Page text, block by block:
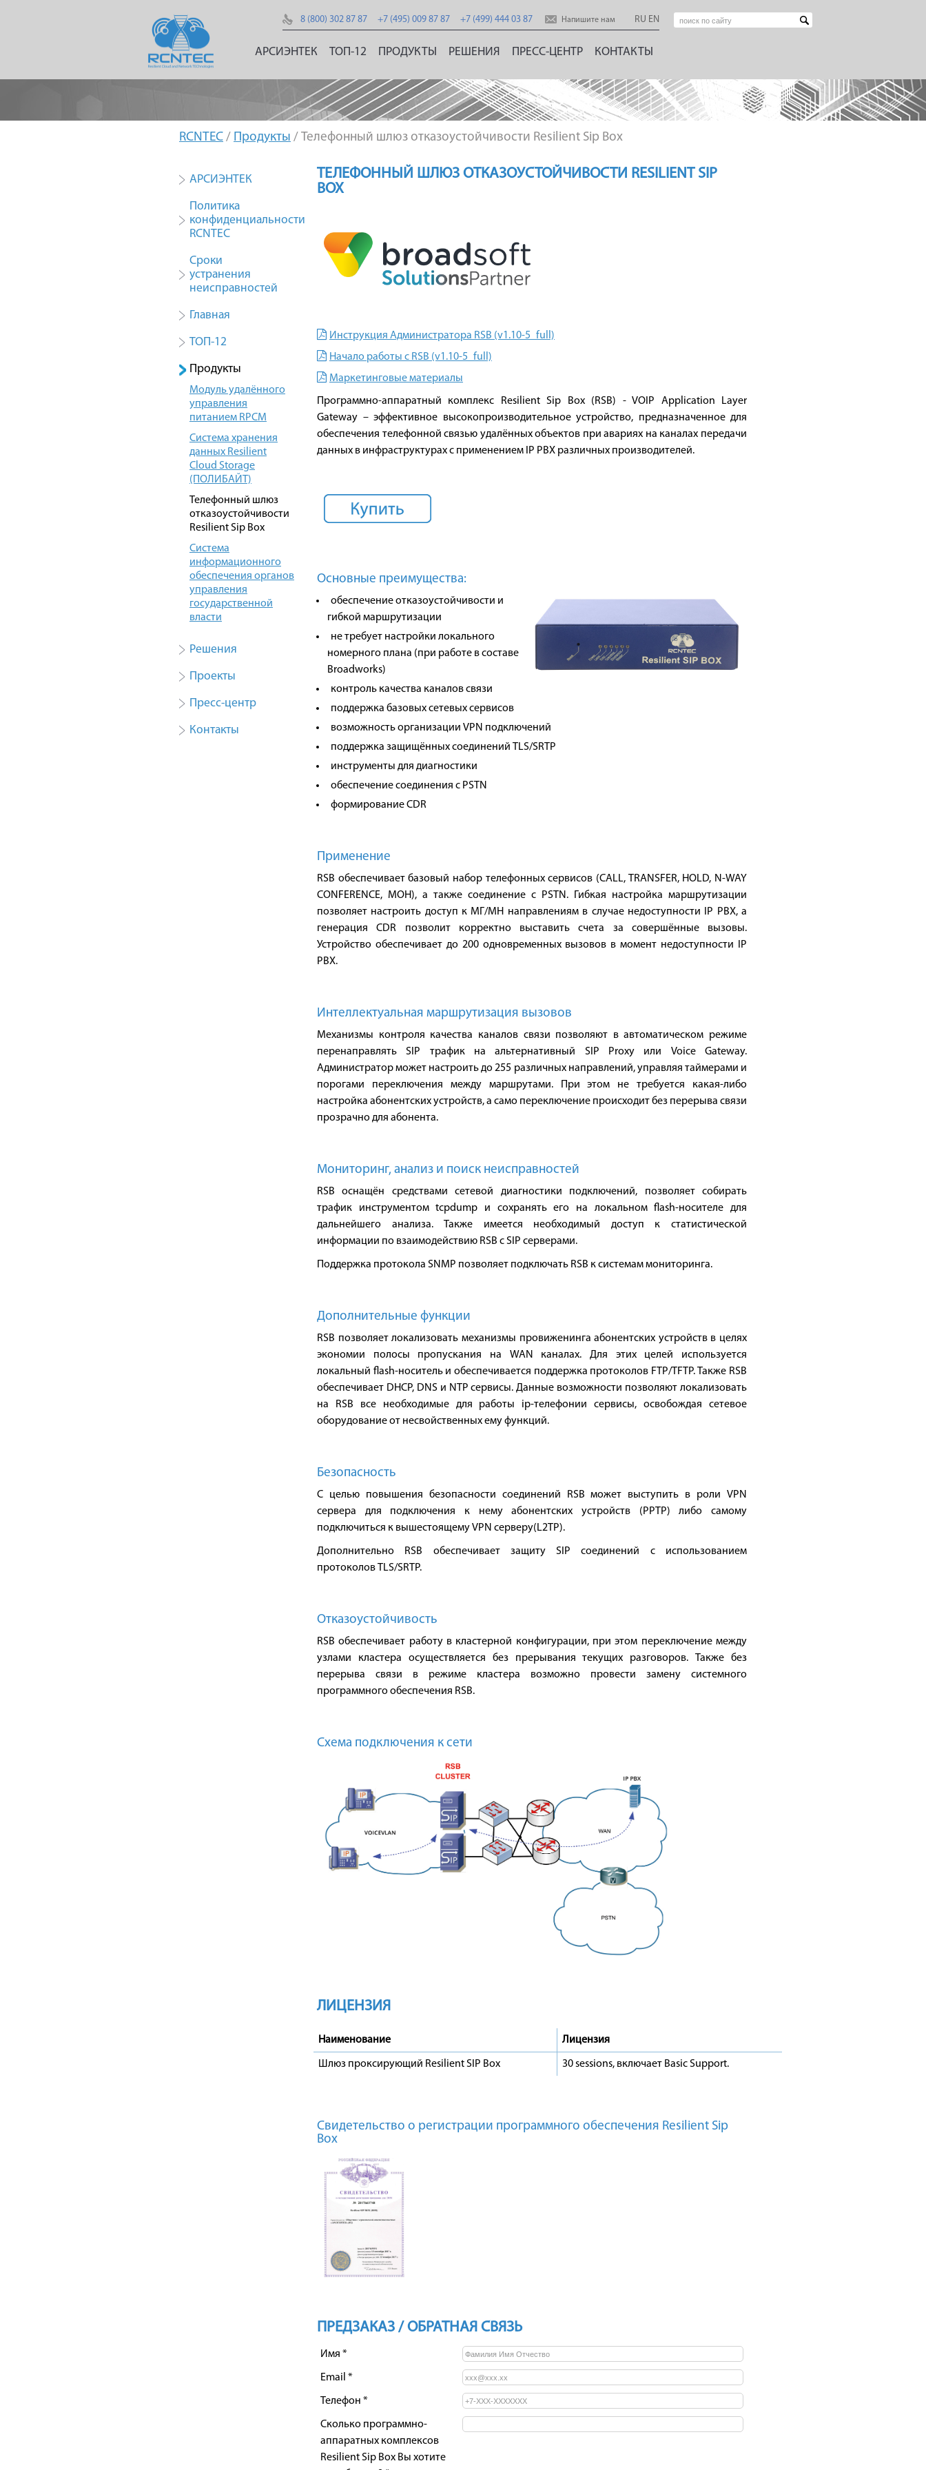
8 (800) 302 87 87 +7 (495) 009 87 87 +7 (499) 444 03 87 Напишите нам RU EN
АРСИЭНТЕК ТОП-12 ПРОДУКТЫ РЕШЕНИЯ ПРЕСС-ЦЕНТР КОНТАКТЫ
RCNTEC / Продукты / Телефонный шлюз отказоустойчивости Resilient Sip Box
АРСИЭНТЕК
Политика
конфиденциальности
RCNTEC
Сроки
устранения
неисправностей
Главная
ТОП-12
Продукты
Модуль удалённого
управления
питанием RPCM
Система хранения
данных Resilient
Cloud Storage
(ПОЛИБАЙТ)
Телефонный шлюз
отказоустойчивости
Resilient Sip Box
Система
информационного
обеспечения органов
управления
государственной
власти
Решения
Проекты
Пресс-центр
Контакты
ТЕЛЕФОННЫЙ ШЛЮЗ ОТКАЗОУСТОЙЧИВОСТИ RESILIENT SIP
BOX
Инструкция Администратора RSB (v1.10-5_full)
Начало работы с RSB (v1.10-5_full)
Маркетинговые материалы
Программно-аппаратный комплекс Resilient Sip Box (RSB) - VOIP Application Layer
Gateway – эффективное высокопроизводительное устройство, предназначенное для
обеспечения телефонной связью удалённых объектов при авариях на каналах передачи
данных в инфраструктурах с применением IP PBX различных производителей.
Основные преимущества:
обеспечение отказоустойчивости и
гибкой маршрутизации
не требует настройки локального
номерного плана (при работе в составе
Broadworks)
контроль качества каналов связи
поддержка базовых сетевых сервисов
возможность организации VPN подключений
поддержка защищённых соединений TLS/SRTP
инструменты для диагностики
обеспечение соединения с PSTN
формирование CDR
Применение
RSB обеспечивает базовый набор телефонных сервисов (CALL, TRANSFER, HOLD, N-WAY
CONFERENCE, MOH), а также соединение с PSTN. Гибкая настройка маршрутизации
позволяет настроить доступ к МГ/МН направлениям в случае недоступности IP PBX, а
генерация CDR позволит корректно выставить счета за совершённые вызовы.
Устройство обеспечивает до 200 одновременных вызовов в момент недоступности IP
PBX.
Интеллектуальная маршрутизация вызовов
Механизмы контроля качества каналов связи позволяют в автоматическом режиме
перенаправлять SIP трафик на альтернативный SIP Proxy или Voice Gateway.
Администратор может настроить до 255 различных направлений, управляя таймерами и
порогами переключения между маршрутами. При этом не требуется какая-либо
настройка абонентских устройств, а само переключение происходит без перерыва связи
прозрачно для абонента.
Мониторинг, анализ и поиск неисправностей
RSB оснащён средствами сетевой диагностики подключений, позволяет собирать
трафик инструментом tcpdump и сохранять его на локальном flash-носителе для
дальнейшего анализа. Также имеется необходимый доступ к статистической
информации по взаимодействию RSB с SIP серверами.
Поддержка протокола SNMP позволяет подключать RSB к системам мониторинга.
Дополнительные функции
RSB позволяет локализовать механизмы провиженинга абонентских устройств в целях
экономии полосы пропускания на WAN каналах. Для этих целей используется
локальный flash-носитель и обеспечивается поддержка протоколов FTP/TFTP. Также RSB
обеспечивает DHCP, DNS и NTP сервисы. Данные возможности позволяют локализовать
на RSB все необходимые для работы ip-телефонии сервисы, освобождая сетевое
оборудование от несвойственных ему функций.
Безопасность
С целью повышения безопасности соединений RSB может выступить в роли VPN
сервера для подключения к нему абонентских устройств (PPTP) либо самому
подключиться к вышестоящему VPN серверу(L2TP).
Дополнительно RSB обеспечивает защиту SIP соединений c использованием
протоколов TLS/SRTP.
Отказоустойчивость
RSB обеспечивает работу в кластерной конфигурации, при этом переключение между
узлами кластера осуществляется без прерывания текущих разговоров. Также без
перерыва связи в режиме кластера возможно провести замену системного
программного обеспечения RSB.
Схема подключения к сети
ЛИЦЕНЗИЯ
Наименование Лицензия
Шлюз проксирующий Resilient SIP Box 30 sessions, включает Basic Support.
Свидетельство о регистрации программного обеспечения Resilient Sip
Box
ПРЕДЗАКАЗ / ОБРАТНАЯ СВЯЗЬ
Имя *
Email *
Телефон *
Сколько программно-
аппаратных комплексов
Resilient Sip Box Вы хотите